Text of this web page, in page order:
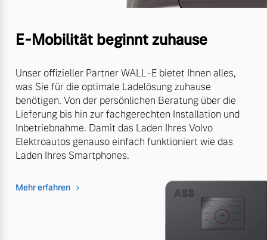
E-Mobilität beginnt zuhause
Unser offizieller Partner WALL-E bietet Ihnen alles,
was Sie für die optimale Ladelösung zuhause
benötigen. Von der persönlichen Beratung über die
Lieferung bis hin zur fachgerechten Installation und
Inbetriebnahme. Damit das Laden Ihres Volvo
Elektroautos genauso einfach funktioniert wie das
Laden Ihres Smartphones.
Mehr erfahren